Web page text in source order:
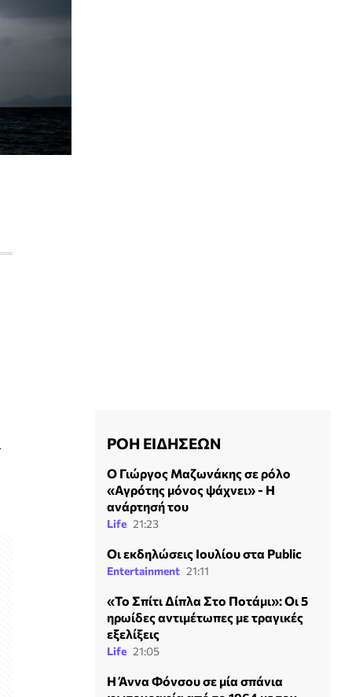
ΡΟΗ ΕΙΔΗΣΕΩΝ
Ο Γιώργος Μαζωνάκης σε ρόλο
«Αγρότης μόνος ψάχνει» - Η
ανάρτησή του
Life 21:23
Οι εκδηλώσεις Ιουλίου στα Public
Entertainment 21:11
«Το Σπίτι Δίπλα Στο Ποτάμι»: Οι 5
ηρωίδες αντιμέτωπες με τραγικές
εξελίξεις
Life 21:05
Η Άννα Φόνσου σε μία σπάνια